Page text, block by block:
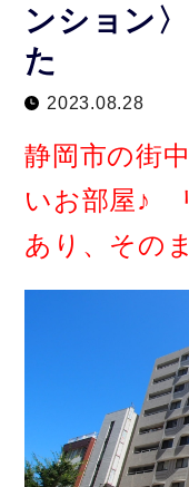
ンション
た
2023.08.28
静岡市の街
いお部屋♪
あり、その